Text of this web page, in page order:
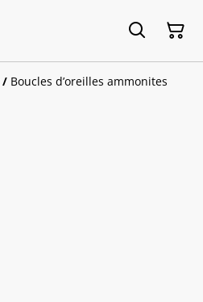
/ Boucles d’oreilles ammonites